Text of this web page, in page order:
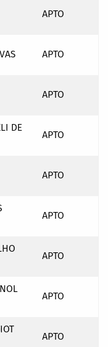
APTO
APTO
APTO
DE
APTO
APTO
APTO
APTO
APTO
APTO